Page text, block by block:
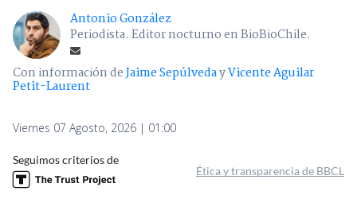
Antonio González
Periodista. Editor nocturno en BioBioChile.
Con información deJaime SepúlvedayVicente Aguilar
Petit-Laurent
Viernes 07 Agosto, 2026 | 01:00
Seguimos criterios de
Ética y transparencia de BBCL